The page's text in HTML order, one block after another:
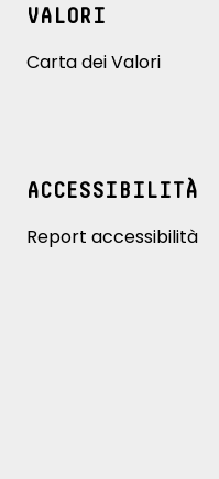
VALORI
Carta dei Valori
ACCESSIBILITÀ
Report accessibilità